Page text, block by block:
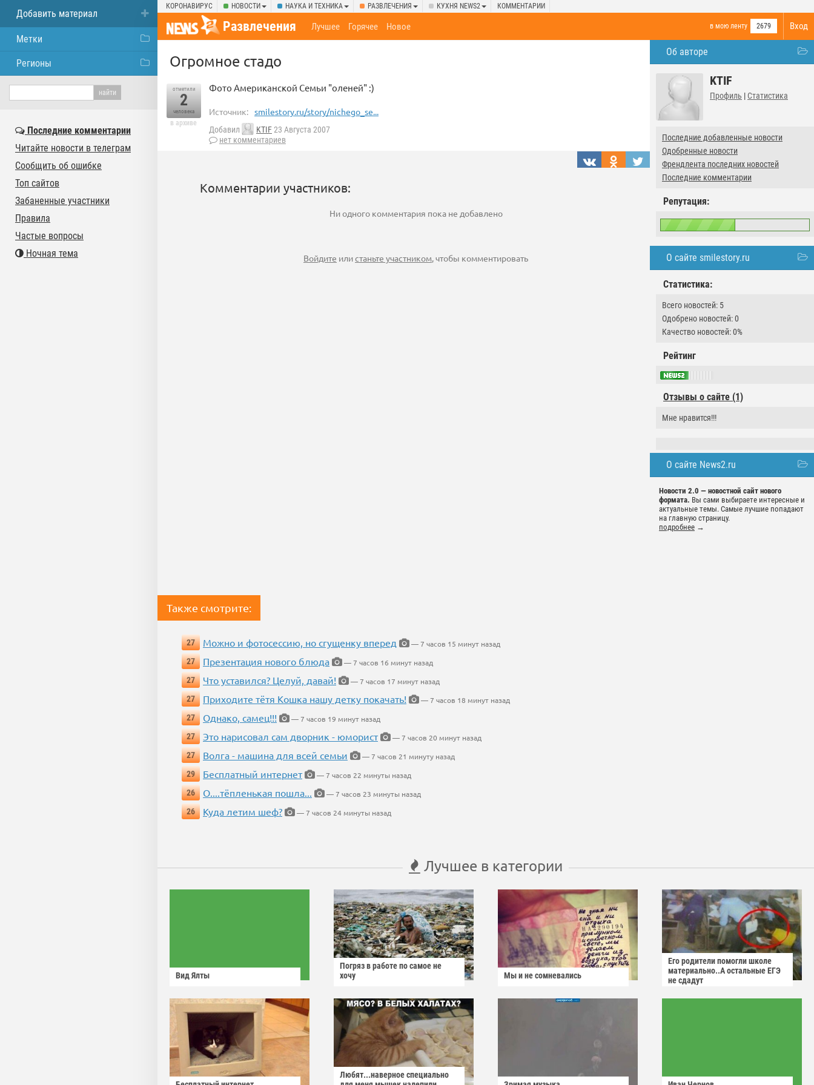
КОРОНАВИРУС НОВОСТИ НАУКА И ТЕХНИКА РАЗВЛЕЧЕНИЯ КУХНЯ NEWS2 КОММЕНТАРИИ
Вход
Развлечения в мою ленту 2679
Лучшее Горячее Новое
Об авторе
KTIF
Профиль | Статистика
Последние добавленные новости
Одобренные новости
Френдлента последних новостей
Последние комментарии
Репутация:
О сайте smilestory.ru
Статистика:
Всего новостей: 5
Одобрено новостей: 0
Качество новостей: 0%
Рейтинг
Отзывы о сайте (1)
Мне нравится!!!
О сайте News2.ru
Новости 2.0 — новостной сайт нового
формата. Вы сами выбираете интересные и
актуальные темы. Самые лучшие попадают
на главную страницу.
подробнее →
Огромное стадо
отметили
2
человека
в архиве
Фото Американской Семьи "оленей" :)
Источник: smilestory.ru/story/nichego_se...
Добавил KTIF23 Августа 2007
нет комментариев
Комментарии участников:
Ни одного комментария пока не добавлено
Войдите илистаньте участником, чтобы комментировать
Также смотрите:
27 Можно и фотосессию, но сгущенку вперед
— 7 часов 15 минут назад
27
Презентация нового блюда
— 7 часов 16 минут назад
27
Что уставился? Целуй, давай!
— 7 часов 17 минут назад
27
Приходите тётя Кошка нашу детку покачать!
— 7 часов 18 минут назад
27
Однако, самец!!!
— 7 часов 19 минут назад
27
Это нарисовал сам дворник - юморист
— 7 часов 20 минут назад
27
Волга - машина для всей семьи
— 7 часов 21 минуту назад
29
Бесплатный интернет
— 7 часов 22 минуты назад
26
О....тёпленькая пошла...
— 7 часов 23 минуты назад
26
Куда летим шеф? — 7 часов 24 минуты назад
Лучшее в категории
Вид Ялты
Погряз в работе по самое не
хочу
Мы и не сомневались
Его родители помогли школе
материально..А остальные ЕГЭ
не сдадут
Любят...наверное специально
Добавить материал
Метки
Регионы
Последние комментарии
Читайте новости в телеграм
Сообщить об ошибке
Топ сайтов
Забаненные участники
Правила
Частые вопросы
Ночная тема